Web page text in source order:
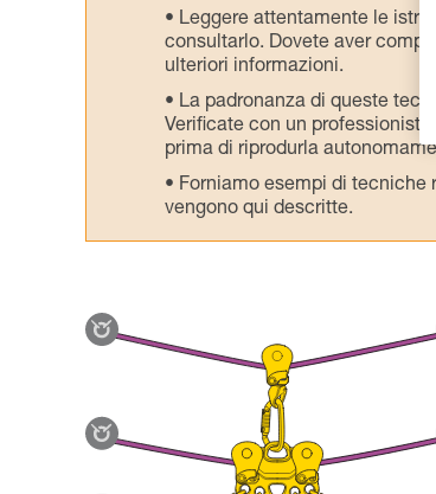
Leggere attentamente le
consultarlo. Dovete aver
ulteriori informazioni.
La padronanza di queste
Verificate con un
prima di riprodurla
Forniamo esempi di tecniche
vengono qui descritte.